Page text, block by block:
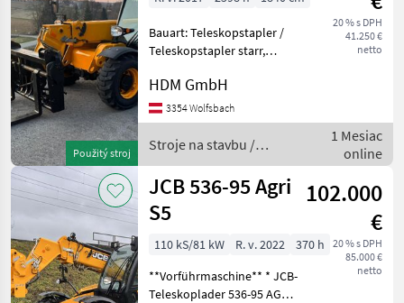
Použitý stroj
20 % s DPH
41.250 €
netto
Bauart: Teleskopstapler /
Teleskopstapler starr,
6000mm, Bauhöhe:
1970mm, Beschreibung: Der
JCB 525-60 T4 ist ein
kompakter und leistung
HDM GmbH
3354 Wolfsbach
Stroje na stavbu /
JCB
1 Mesiac
online
JCB 536-95 Agri
S5
102.000
€
20 % s DPH
85.000 €
netto
110 kS/81 kW R. v. 2022
370 h
**Vorführmaschine** * JCB-
Teleskoplader 536-95 AGRI